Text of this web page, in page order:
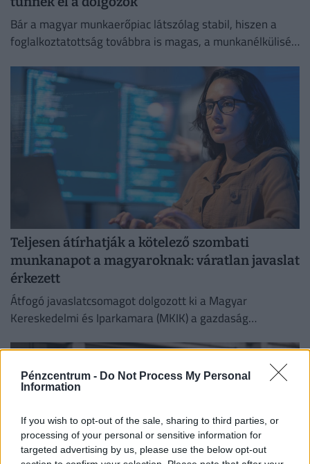
Pénzcentrum - Do Not Process My Personal
Information
If you wish to opt-out of the sale, sharing to third parties, or
processing of your personal or sensitive information for
targeted advertising by us, please use the below opt-out
Bár a magyar munkaerőpiac látszólag stabil, hiszen a
foglalkoztatottság továbbra is magas, a munkanélküliség
Teljesen átírhatják a kötelező szombati
munkanapot a magyaroknak: váratlan javaslat
érkezett
Átfogó javaslatcsomagot dolgozott ki a Magyar
Kereskedelmi és Iparkamara (MKIK) a gazdaság
kezelése érdekében.